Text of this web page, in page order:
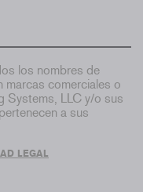
los nombres de
comerciales o
Systems, LLC y/o sus
a sus
LEGAL